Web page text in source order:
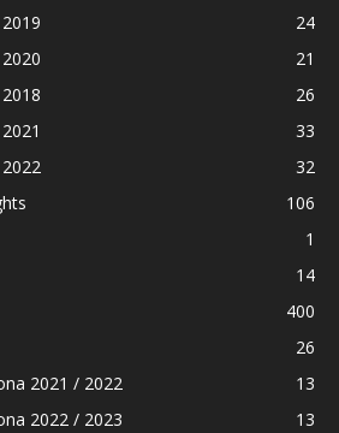
24
21
26
33
32
106
1
14
400
26
2021 / 2022
13
2022 / 2023
13